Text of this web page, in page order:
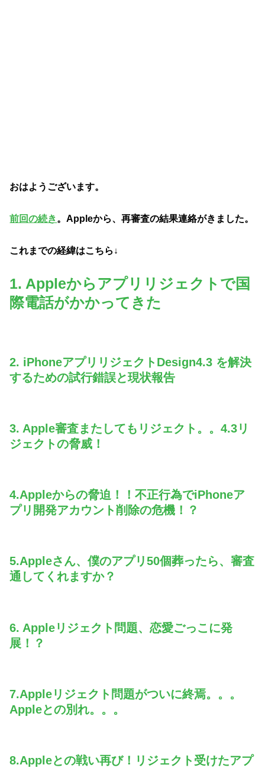
おはようございます。
前回の続き。Appleから、再審査の結果連絡がきました。
これまでの経緯はこちら↓
1. Appleからアプリリジェクトで国
際電話がかかってきた
2. iPhoneアプリリジェクトDesign4.3 を解決
するための試行錯誤と現状報告
3. Apple審査またしてもリジェクト。。4.3リ
ジェクトの脅威！
4.Appleからの脅迫！！不正行為でiPhoneア
プリ開発アカウント削除の危機！？
5.Appleさん、僕のアプリ50個葬ったら、審査
通してくれますか？
6. Appleリジェクト問題、恋愛ごっこに発
展！？
7.Appleリジェクト問題がついに終焉。。。
Appleとの別れ。。。
8.Appleとの戦い再び！リジェクト受けたアプ